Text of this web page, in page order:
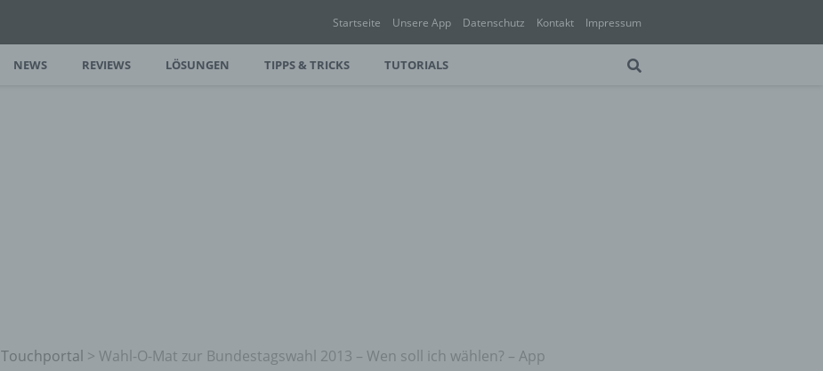
Startseite Unsere App Datenschutz Kontakt Impressum
NEWS REVIEWS LÖSUNGEN TIPPS & TRICKS TUTORIALS
Touchportal > Wahl-O-Mat zur Bundestagswahl 2013 – Wen soll ich wählen? – App